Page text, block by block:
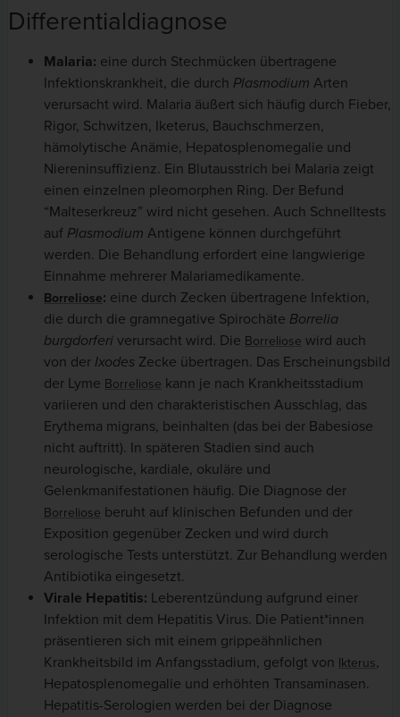
Differentialdiagnose
Malaria: eine durch Stechmücken übertragene
Infektionskrankheit, die durch Plasmodium Arten
verursacht wird. Malaria äußert sich häufig durch Fieber,
Rigor, Schwitzen, Iketerus, Bauchschmerzen,
hämolytische Anämie, Hepatosplenomegalie und
Niereninsuffizienz. Ein Blutausstrich bei Malaria zeigt
einen einzelnen pleomorphen Ring. Der Befund
“Malteserkreuz” wird nicht gesehen. Auch Schnelltests
auf Plasmodium Antigene können durchgeführt
werden. Die Behandlung erfordert eine langwierige
Einnahme mehrerer Malariamedikamente.
Borreliose: eine durch Zecken übertragene Infektion,
die durch die gramnegative Spirochäte Borrelia
burgdorferi verursacht wird. Die Borreliose wird auch
von der Ixodes Zecke übertragen. Das Erscheinungsbild
der Lyme Borreliose kann je nach Krankheitsstadium
variieren und den charakteristischen Ausschlag, das
Erythema migrans, beinhalten (das bei der Babesiose
nicht auftritt). In späteren Stadien sind auch
neurologische, kardiale, okuläre und
Gelenkmanifestationen häufig. Die Diagnose der
Borreliose beruht auf klinischen Befunden und der
Exposition gegenüber Zecken und wird durch
serologische Tests unterstützt. Zur Behandlung werden
Antibiotika eingesetzt.
Virale Hepatitis: Leberentzündung aufgrund einer
Infektion mit dem Hepatitis Virus. Die Patient*innen
präsentieren sich mit einem grippeähnlichen
Krankheitsbild im Anfangsstadium, gefolgt von Ikterus,
Hepatosplenomegalie und erhöhten Transaminasen.
Hepatitis-Serologien werden bei der Diagnose